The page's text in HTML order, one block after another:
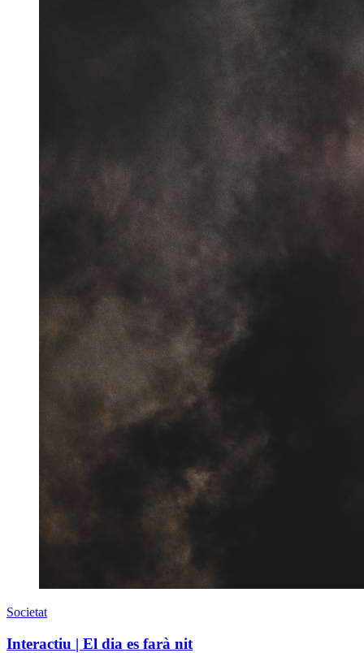
Societat
Interactiu | El dia es farà nit